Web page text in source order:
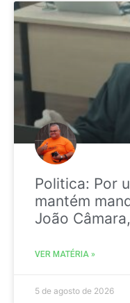
Politica: Por
mantém
João
VER MATÉRIA »
5 de agosto de 2026